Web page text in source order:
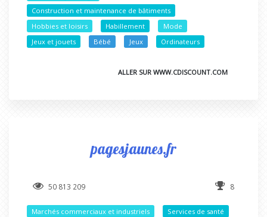
Construction et maintenance de bâtiments
Hobbies et loisirs
Habillement
Mode
Jeux et jouets
Bébé Jeux Ordinateurs
ALLER SUR WWW.CDISCOUNT.COM
pagesjaunes.fr
50 813 209 8
Marchés commerciaux et industriels
Services de santé